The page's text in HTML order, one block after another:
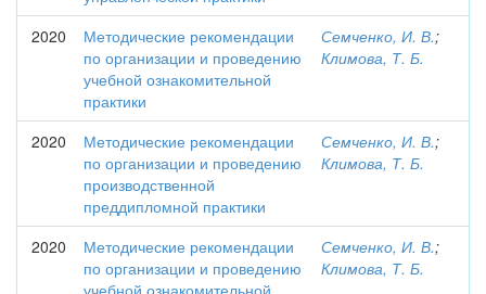
2020
Методические рекомендации
по организации и проведению
учебной ознакомительной
практики
Семченко, И. В.;
Климова, Т. Б.
2020
Методические рекомендации
по организации и проведению
производственной
преддипломной практики
Семченко, И. В.;
Климова, Т. Б.
2020
Методические рекомендации
по организации и проведению
учебной ознакомительной
Семченко, И. В.;
Климова, Т. Б.